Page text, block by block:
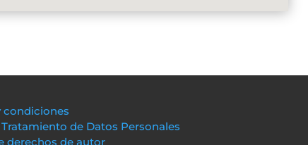
condiciones
Tratamiento de Datos Personales
derechos de autor